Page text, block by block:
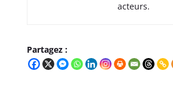
acteurs.
Partagez :